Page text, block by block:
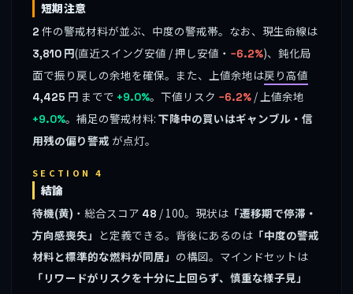
短期注意
2 件の警戒材料が並ぶ、中度の警戒帯。なお、現生命線は
3,810 円(直近スイング安値 / 押し安値・ −6.2%)、鈍化局
面で振り戻しの余地を確保。また、上値余地は戻り高値
4,425 円 までで +9.0%。下値リスク −6.2% / 上値余地
+9.0%。補足の警戒材料: 下降中の買いはギャンブル・信
用残の偏り警戒 が点灯。
SECTION 4
結論
待機(黄) ・総合スコア 48 / 100。現状は 「遷移期で停滞・
方向感喪失」 と定義できる。背後にあるのは 「中度の警戒
材料と標準的な燃料が同居」 の構図。マインドセットは
「リワードがリスクを十分に上回らず、慎重な様子見」